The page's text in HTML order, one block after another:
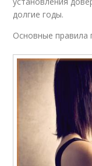
долгие годы.
Основные правила